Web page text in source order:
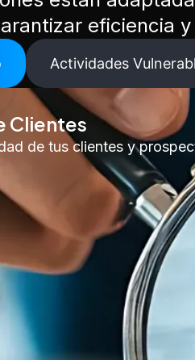
eficiencia
Actividades
Clientes
de tus clientes y